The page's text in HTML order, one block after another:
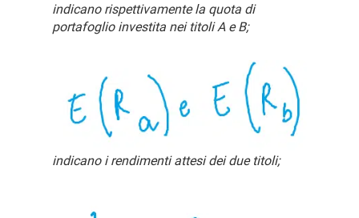
indicano rispettivamente la quota di
portafoglio investita nei titoli A e B;
indicano i rendimenti attesi dei due titoli;